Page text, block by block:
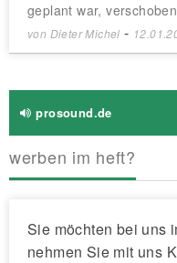
geplant war,
von Dieter Michel -
prosound.de
werben im heft?
Sie möchten bei uns
nehmen Sie mit uns